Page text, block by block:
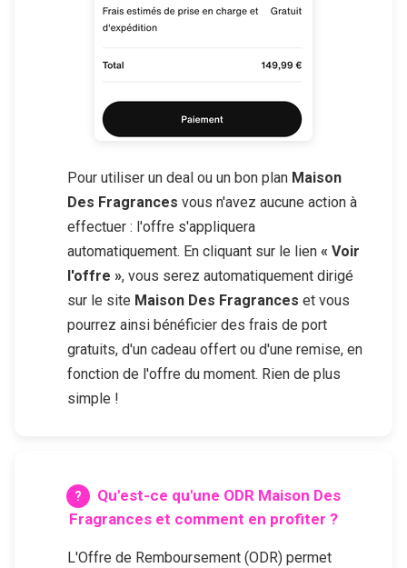
Pour utiliser un deal ou un bon plan Maison
Des Fragrances vous n'avez aucune action à
effectuer : l'offre s'appliquera
automatiquement. En cliquant sur le lien « Voir
l'offre », vous serez automatiquement dirigé
sur le site Maison Des Fragrances et vous
pourrez ainsi bénéficier des frais de port
gratuits, d'un cadeau offert ou d'une remise, en
fonction de l'offre du moment. Rien de plus
simple !
Qu'est-ce qu'une ODR Maison Des
Fragrances et comment en profiter ?
L'Offre de Remboursement (ODR) permet